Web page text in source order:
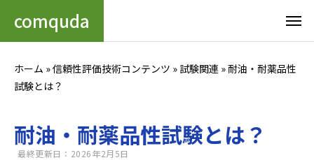
comquda
ホーム »信頼性評価技術コンテンツ » 試験関連 »耐油・耐薬品性
試験とは？
耐油・耐薬品性試験とは？
最終更新日：2026年2月5日